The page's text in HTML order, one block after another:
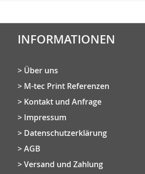
INFORMATIONEN
Über uns
M-tec Print Referenzen
Kontakt und Anfrage
Impressum
Datenschutzerklärung
AGB
Versand und Zahlung